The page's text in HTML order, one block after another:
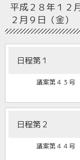
平成２８年１２
２月９日（金
日程第１
議案第４３号
日程第２
議案第４４号